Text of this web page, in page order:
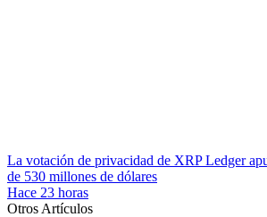
La votación de privacidad de XRP Ledger
de 530 millones de dólares
Hace 23 horas
Otros Artículos